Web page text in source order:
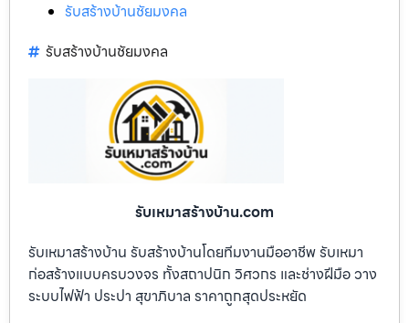
รับสร้างบ้านชัยมงคล
รับสร้างบ้านชัยมงคล
รับเหมาสร้างบ้าน.com
รับเหมาสร้างบ้าน รับสร้างบ้านโดยทีมงานมืออาชีพ รับเหมา
ก่อสร้างแบบครบวงจร ทั้งสถาปนิก วิศวกร และช่างฝีมือ วาง
ระบบไฟฟ้า ประปา สุขาภิบาล ราคาถูกสุดประหยัด